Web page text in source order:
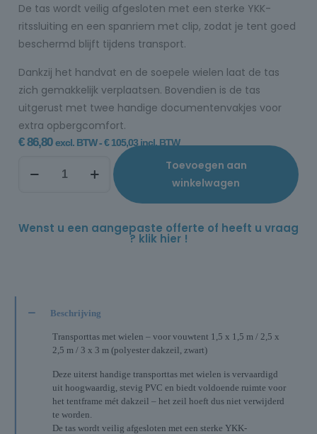
De tas wordt veilig afgesloten met een sterke YKK-
ritssluiting en een spanriem met clip, zodat je tent goed
beschermd blijft tijdens transport.
Dankzij het handvat en de soepele wielen laat de tas
zich gemakkelijk verplaatsen. Bovendien is de tas
uitgerust met twee handige documentenvakjes voor
extra opbergcomfort.
€86,80 excl. BTW -€105,03 incl. BTW
Toevoegen aan
winkelwagen
Wenst u een aangepaste offerte of heeft u vraag
? klik hier !
Beschrijving
Transporttas met wielen – voor vouwtent 1,5 x 1,5 m / 2,5 x
2,5 m / 3 x 3 m (polyester dakzeil, zwart)
Deze uiterst handige transporttas met wielen is vervaardigd
uit hoogwaardig, stevig PVC en biedt voldoende ruimte voor
het tentframe mét dakzeil – het zeil hoeft dus niet verwijderd
te worden.
De tas wordt veilig afgesloten met een sterke YKK-